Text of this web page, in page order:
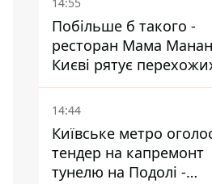
Побільше б такого -
ресторан Мама
Києві рятує
спеки
14:44
Київське метро
тендер на капремонт
тунелю на Подолі -